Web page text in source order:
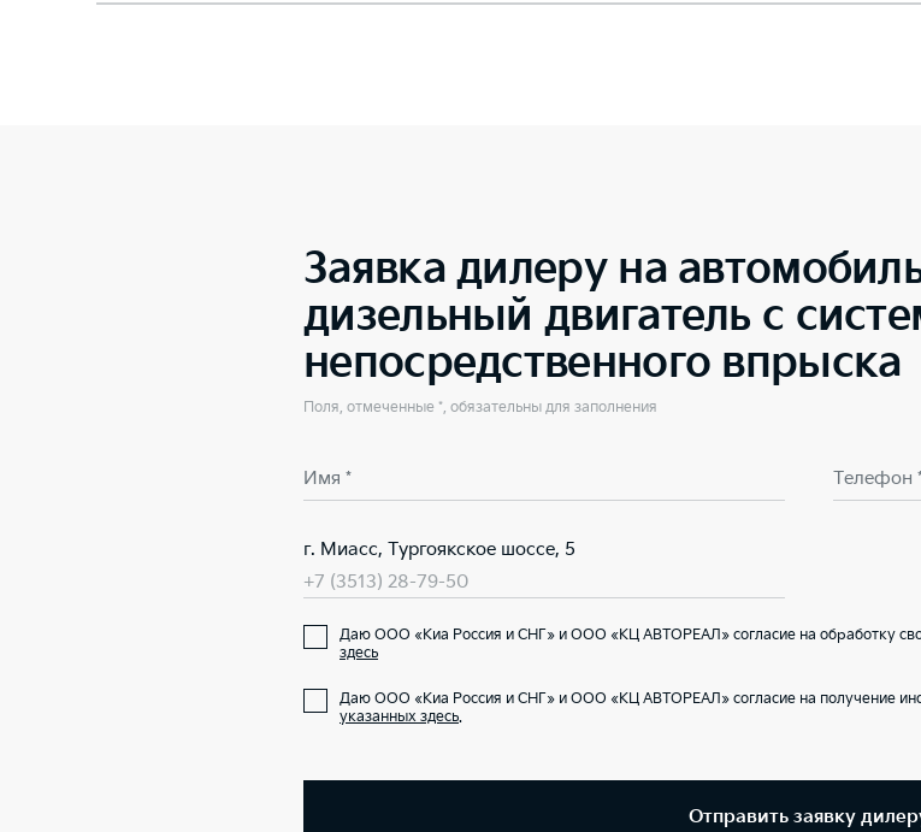
Заявка дилеру на
дизельный двигатель с
непосредственного впрыска
Поля, отмеченные *, обязательны для заполнения
Имя * Телефон
г. Миасс, Тургоякское шоссе, 5
+7 (3513) 28-79-50
Даю ООО «Киа Россия и СНГ» и ООО «КЦ АВТОРЕАЛ» согласие на обработку
здесь
Даю ООО «Киа Россия и СНГ» и ООО «КЦ АВТОРЕАЛ» согласие на получение
указанных здесь.
Отправить заявку